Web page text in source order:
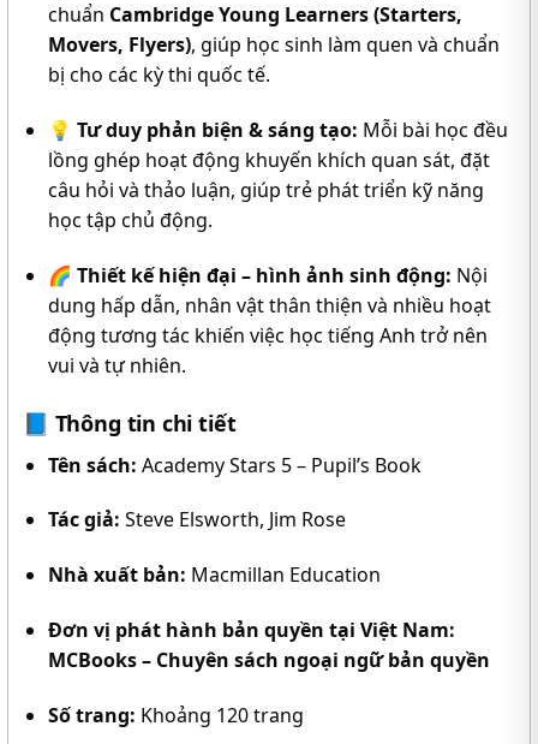
chuẩn Cambridge Young Learners (Starters,
Movers, Flyers), giúp học sinh làm quen và chuẩn
bị cho các kỳ thi quốc tế.
💡 Tư duy phản biện & sáng tạo: Mỗi bài học đều
lồng ghép hoạt động khuyến khích quan sát, đặt
câu hỏi và thảo luận, giúp trẻ phát triển kỹ năng
học tập chủ động.
🌈 Thiết kế hiện đại – hình ảnh sinh động: Nội
dung hấp dẫn, nhân vật thân thiện và nhiều hoạt
động tương tác khiến việc học tiếng Anh trở nên
vui và tự nhiên.
📘 Thông tin chi tiết
Tên sách: Academy Stars 5 – Pupil’s Book
Tác giả: Steve Elsworth, Jim Rose
Nhà xuất bản: Macmillan Education
Đơn vị phát hành bản quyền tại Việt Nam:
MCBooks – Chuyên sách ngoại ngữ bản quyền
Số trang: Khoảng 120 trang